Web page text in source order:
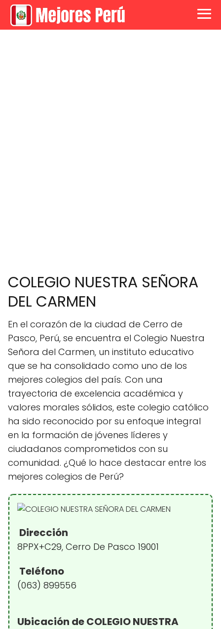
COLEGIO NUESTRA SEÑORA
DEL CARMEN
En el corazón de la ciudad de Cerro de
Pasco, Perú, se encuentra el Colegio Nuestra
Señora del Carmen, un instituto educativo
que se ha consolidado como uno de los
mejores colegios del país. Con una
trayectoria de excelencia académica y
valores morales sólidos, este colegio católico
ha sido reconocido por su enfoque integral
en la formación de jóvenes líderes y
ciudadanos comprometidos con su
comunidad. ¿Qué lo hace destacar entre los
mejores colegios de Perú?
Dirección
8PPX+C29, Cerro De Pasco 19001
Teléfono
(063) 899556
Ubicación de COLEGIO NUESTRA